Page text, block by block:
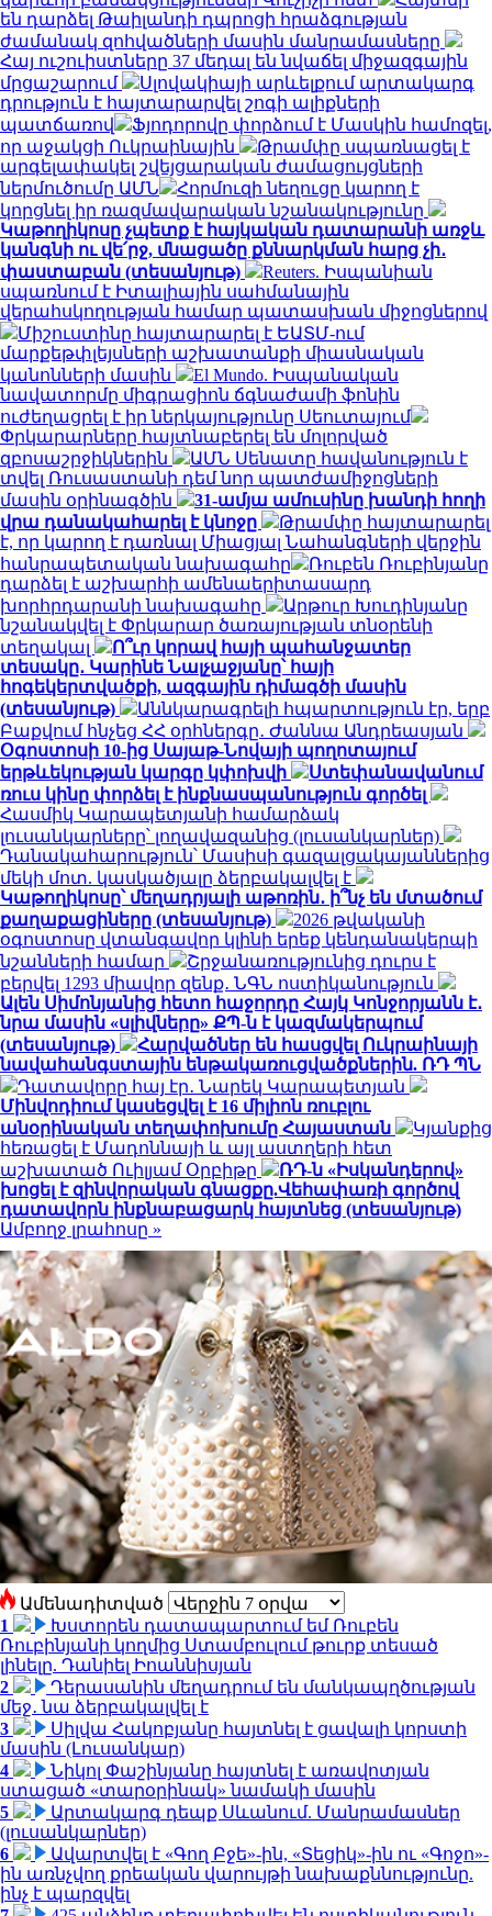
են դարձել Թաիլանդի դպրոցի հրաձգության
ժամանակ զոհվածների մասին մանրամասները
Հայ ուշուիստները 37 մեդալ են նվաճել միջազգային
մրցաշարում
Սլովակիայի արևելքում արտակարգ
դրություն է հայտարարվել շոգի ալիքների
պատճառով
Ֆյոդորովը փորձում է Մասկին համոզել,
որ աջակցի Ուկրաինային
Թրամփը սպառնացել է
արգելափակել շվեյցարական ժամացույցների
ներմուծումը ԱՄՆ
Հորմուզի նեղուցը կարող է
կորցնել իր ռազմավարական նշանակությունը
Կաթողիկոսը չպետք է հայկական դատարանի առջև
կանգնի ու վե՛րջ, մնացածը քննարկման հարց չի․
փաստաբան (տեսանյութ)
Reuters. Իսպանիան
սպառնում է Իտալիային սահմանային
վերահսկողության համար պատասխան միջոցներով
Միշուստինը հայտարարել է ԵԱՏՄ-ում
մարքեթփլեյսների աշխատանքի միասնական
կանոնների մասին
El Mundo. Իսպանական
նավատորմը միգրացիոն ճգնաժամի ֆոնին
ուժեղացրել է իր ներկայությունը Սեուտայում
Փրկարարները հայտնաբերել են մոլորված
զբոսաշրջիկներին
ԱՄՆ Սենատը հավանություն է
տվել Ռուսաստանի դեմ նոր պատժամիջոցների
մասին օրինագծին
31-ամյա ամուսինը խանդի հողի
վրա դանակահարել է կնոջը
Թրամփը հայտարարել
է, որ կարող է դառնալ Միացյալ Նահանգների վերջին
հանրապետական ​​նախագահը
Ռուբեն Ռուբինյանը
դարձել է աշխարհի ամենաերիտասարդ
խորհրդարանի նախագահը
Արթուր Խուդինյանը
նշանակվել է Փրկարար ծառայության տնօրենի
տեղակալ
Ո՞ւր կորավ հայի պահանջատեր
տեսակը․ Կարինե Նալչաջյանը՝ հայի
հոգեկերտվածքի, ազգային դիմագծի մասին
(տեսանյութ)
Աննկարագրելի հպարտություն էր, երբ
Բաքվում հնչեց ՀՀ օրհներգը․ Ժաննա Անդրեասյան
Օգոստոսի 10-ից Սայաթ-Նովայի պողոտայում
երթևեկության կարգը կփոխվի
Ստեփանավանում
ռուս կինը փորձել է ինքնասպանություն գործել
Հասմիկ Կարապետյանի համարձակ
լուսանկարները՝ լողավազանից (լուսանկարներ)
Դանակահարություն՝ Մասիսի գազալցակայաններից
մեկի մոտ. կասկածյալը ձերբակալվել է
Կաթողիկոսը՝ մեղադրյալի աթոռին․ ի՞նչ են մտածում
քաղաքացիները (տեսանյութ)
2026 թվականի
օգոստոսը վտանգավոր կլինի երեք կենդանակերպի
նշանների համար
Շրջանառությունից դուրս է
բերվել 1293 միավոր զենք․ ՆԳՆ ոստիկանություն
Ալեն Սիմոնյանից հետո հաջորդը Հայկ Կոնջորյանն է․
նրա մասին «սլիվները» ՔՊ-ն է կազմակերպում
(տեսանյութ)
Հարվածներ են հասցվել Ուկրաինայի
նավահանգստային ենթակառուցվածքներին. ՌԴ ՊՆ
Դատավորը հայ էր․ Նարեկ Կարապետյան
Մինվոդիում կասեցվել է 16 միլիոն ռուբլու
անօրինական տեղափոխումը Հայաստան
Կյանքից
հեռացել է Մադոննայի և այլ աստղերի հետ
աշխատած Ուիլյամ Օրբիթը
ՌԴ-ն «Իսկանդերով»
խոցել է զինվորական գնացքը.Վեհափառի գործով
դատավորն ինքնաբացարկ հայտնեց (տեսանյութ)
Ամբողջ լրահոսը »
Ամենադիտված
1
Խստորեն դատապարտում եմ Ռուբեն
Ռուբինյանի կողմից Ստամբուլում թուրք տեսած
լինելը. Դանիել Իոաննիսյան
2
Դերասանին մեղադրում են մանկապղծության
մեջ․ նա ձերբակալվել է
3
Սիլվա Հակոբյանը հայտնել է ցավալի կորստի
մասին (Լուսանկար)
4
Նիկոլ Փաշինյանը հայտնել է առավոտյան
ստացած «տարօրինակ» նամակի մասին
5
Արտակարգ դեպք Սևանում. Մանրամասներ
(լուսանկարներ)
6
Ավարտվել է «Գող Բջե»-ին, «Տեցիկ»-ին ու «Գոջո»-
ին առնչվող քրեական վարույթի նախաքննությունը.
ինչ է պարզվել